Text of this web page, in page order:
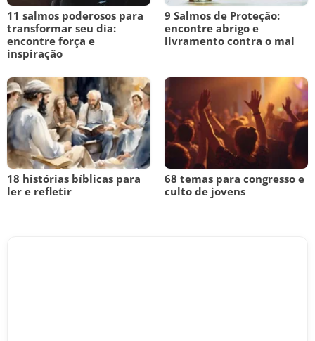
11 salmos poderosos para
transformar seu dia:
encontre força e
inspiração
9 Salmos de Proteção:
encontre abrigo e
livramento contra o mal
18 histórias bíblicas para
ler e refletir
68 temas para congresso e
culto de jovens